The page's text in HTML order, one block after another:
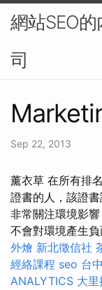
網站SEO
司
Sep 22, 2013
薰衣草 在所有排
證書的人，該證
非常關注環境影
不會對環境產生
外燴 新北徵信社
經絡課程 seo 台
ANALYTICS 大